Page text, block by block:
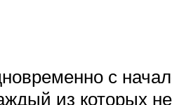
с
из которых